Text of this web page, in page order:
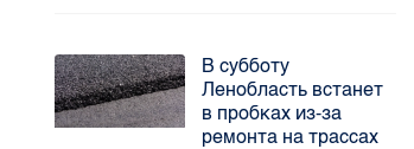
В субботу
Ленобласть встанет
в пробках из-за
ремонта на трассах